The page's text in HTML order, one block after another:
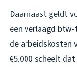
Daarnaast geldt
een verlaagd
de arbeidskosten
€5.000 scheelt